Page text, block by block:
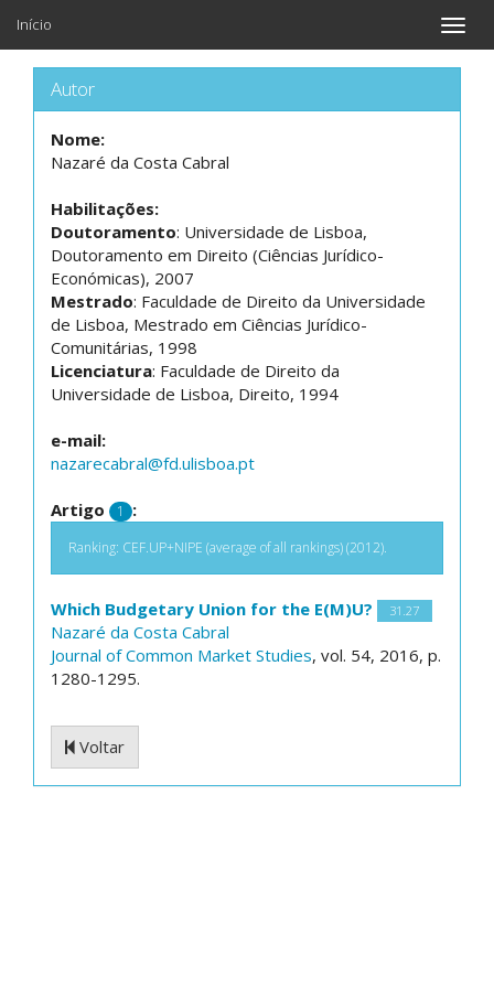
Toggle
Início
Autor
Nome:
Nazaré da Costa Cabral
Habilitações:
Doutoramento: Universidade de Lisboa,
Doutoramento em Direito (Ciências Jurídico-
Económicas), 2007
Mestrado: Faculdade de Direito da Universidade
de Lisboa, Mestrado em Ciências Jurídico-
Comunitárias, 1998
Licenciatura: Faculdade de Direito da
Universidade de Lisboa, Direito, 1994
e-mail:
nazarecabral@fd.ulisboa.pt
Artigo 1 :
Ranking: CEF.UP+NIPE (average of all rankings) (2012).
Which Budgetary Union for the E(M)U? 31.27
Nazaré da Costa Cabral
Journal of Common Market Studies, vol. 54, 2016, p.
1280-1295.
Voltar